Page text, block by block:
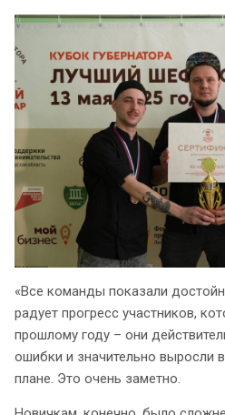
«Все команды показали
радует прогресс участников,
прошлому году – они
ошибки и значительно выросли
плане. Это очень заметно.